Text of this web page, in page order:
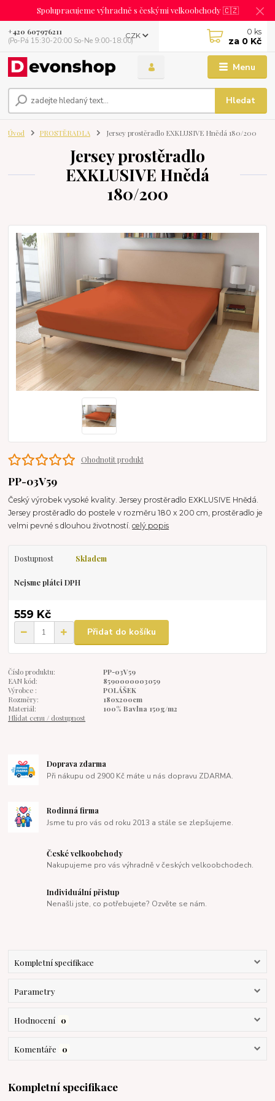
Spolupracujeme výhradně s českými velkoobchody 🇨🇿
Menu
CZK
Hledat
+420 607976211
(Po-Pá 15:30-20:00 So-Ne 9:00-18:00)
0 ks
za 0 Kč
Úvod PROSTĚRADLA Jersey prostěradlo EXKLUSIVE Hnědá 180/200
Jersey prostěradlo
EXKLUSIVE Hnědá
180/200
Ohodnotit produkt
PP-03V59
Český výrobek vysoké kvality. Jersey prostěradlo EXKLUSIVE Hnědá.
Jersey prostěradlo do postele v rozměru 180 x 200 cm, prostěradlo je
velmi pevné s dlouhou životností.celý popis
Dostupnost Skladem
Nejsme plátci DPH
559 Kč
Přidat do košíku
Číslo produktu:
PP-03V59
EAN kód:
8590000003059
Výrobce :
POLÁŠEK
Rozměry:
180x200cm
Materiál:
100% Bavlna 150g/m2
Hlídat cenu / dostupnost
Doprava zdarma
Při nákupu od 2900 Kč máte u nás dopravu ZDARMA.
Rodinná firma
Jsme tu pro vás od roku 2013 a stále se zlepšujeme.
České velkoobchody
Nakupujeme pro vás výhradně v českých velkoobchodech.
Individuální přistup
Nenašli jste, co potřebujete? Ozvěte se nám.
Kompletní specifikace
Parametry
Hodnocení 0
Komentáře 0
Kompletní specifikace